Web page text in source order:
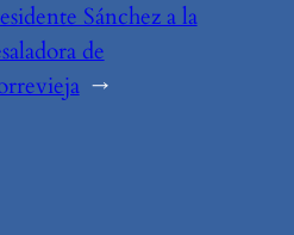
Sánchez a la
de
→